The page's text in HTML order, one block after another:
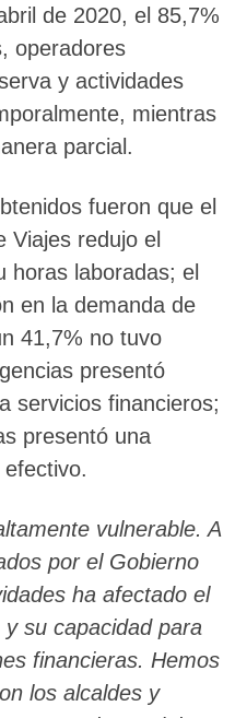
de 2020, el 85,7%
operadores
y actividades
mientras
parcial.
fueron que el
Viajes redujo el
horas laboradas; el
en la demanda de
41,7% no tuvo
presentó
servicios financieros;
presentó una
vulnerable. A
por el Gobierno
ha afectado el
su capacidad para
financieras. Hemos
los alcaldes y